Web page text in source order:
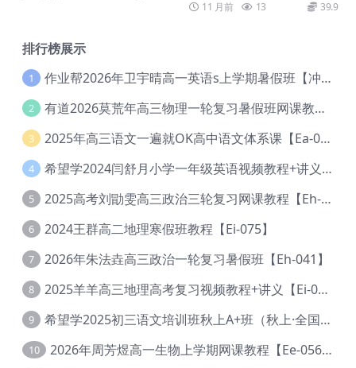
11 月前 13 39.9
排行榜展示
1 作业帮2026年卫宇晴高一英语s上学期暑假班【冲顶班】【Ec-003】
2 有道2026莫荒年高三物理一轮复习暑假班网课教程【Ef-044】
3 2025年高三语文一遍就OK高中语文体系课【Ea-028】
4 希望学2024闫舒月小学一年级英语视频教程+讲义【Cc-004】
5 2025高考刘勖雯高三政治三轮复习网课教程【Eh-061】
6 2024王群高二地理寒假班教程【Ei-075】
7 2026年朱法垚高三政治一轮复习暑假班【Eh-041】
8 2025羊羊高三地理高考复习视频教程+讲义【Ei-051】
9 希望学2025初三语文培训班秋上A+班（秋上·全国版·A+）【Da-031】
10 2026年周芳煜高一生物上学期网课教程【Ee-056】